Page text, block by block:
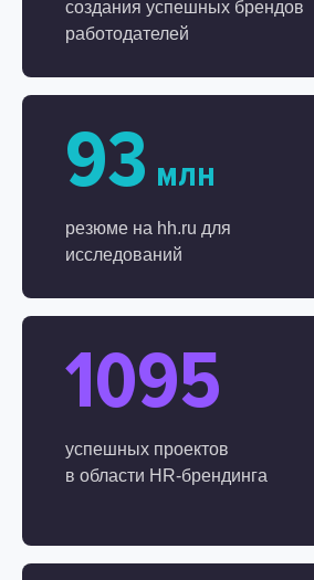
создания успешных брендов
работодателей
93 млн
резюме на hh.ru для
исследований
1095
успешных проектов
в области HR-брендинга